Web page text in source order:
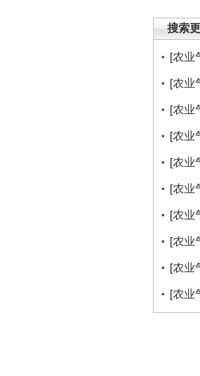
搜索
[农业
[农业
[农业
[农业
[农业
[农业
[农业
[农业
[农业
[农业